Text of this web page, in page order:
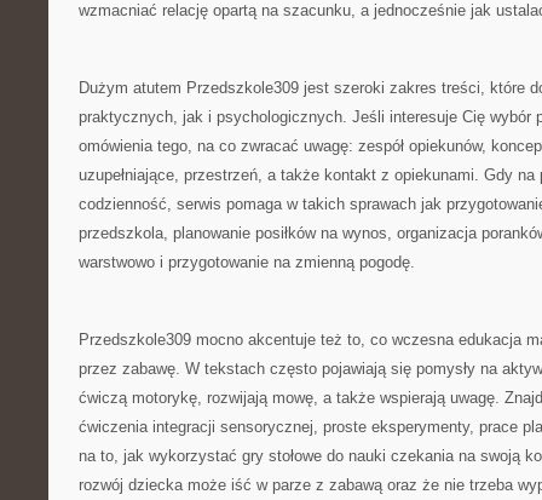
wzmacniać relację opartą na szacunku, a jednocześnie jak
Dużym atutem Przedszkole309 jest szeroki zakres treści, które
praktycznych, jak i psychologicznych. Jeśli interesuje Cię wybór
omówienia tego, na co zwracać uwagę: zespół opiekunów,
uzupełniające, przestrzeń, a także kontakt z opiekunami. Gdy
codzienność, serwis pomaga w takich sprawach jak
przedszkola, planowanie posiłków na wynos, organizacja
warstwowo i przygotowanie na zmienną pogodę.
Przedszkole309 mocno akcentuje też to, co wczesna edukacja
przez zabawę. W tekstach często pojawiają się pomysły na
ćwiczą motorykę, rozwijają mowę, a także wspierają uwagę.
ćwiczenia integracji sensorycznej, proste eksperymenty, prace
na to, jak wykorzystać gry stołowe do nauki czekania na swoją
rozwój dziecka może iść w parze z zabawą oraz że nie trzeba